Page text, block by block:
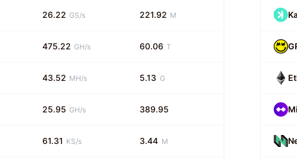
26.22 GS/s 221.92 M
475.22 GH/s 60.06 T
43.52 MH/s 5.13 G
25.95 GH/s 389.95
61.31 KS/s 3.44 M